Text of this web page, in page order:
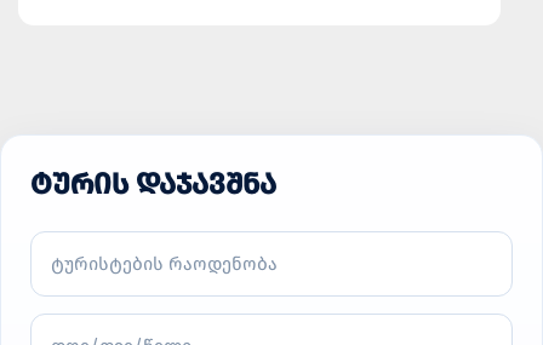
ᲢᲣᲠᲘᲡ ᲓᲐᲯᲐᲕᲨᲜᲐ